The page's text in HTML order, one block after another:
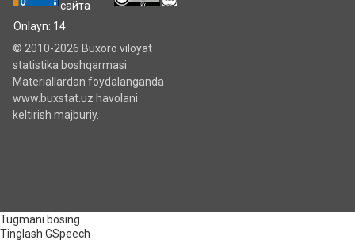
Onlayn: 14
© 2010-2026 Buxoro viloyat
statistika boshqarmasi
Materiallardan foydalanganda
www.buxstat.uz havolani
keltirish majburiy.
Tugmani bosing
Tinglash GSpeech